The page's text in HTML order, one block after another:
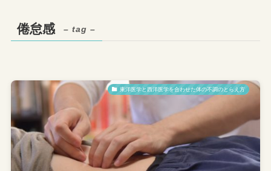
倦怠感 – tag –
東洋医学と西洋医学を合わせた体の不調のとらえ方